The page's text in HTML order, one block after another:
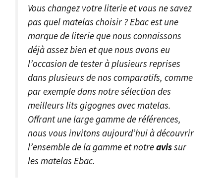
Vous changez votre literie et vous ne savez
pas quel matelas choisir ? Ebac est une
marque de literie que nous connaissons
déjà assez bien et que nous avons eu
l’occasion de tester à plusieurs reprises
dans plusieurs de nos comparatifs, comme
par exemple dans notre sélection des
meilleurs lits gigognes avec matelas.
Offrant une large gamme de références,
nous vous invitons aujourd’hui à découvrir
l’ensemble de la gamme et notreavissur
les matelas Ebac.